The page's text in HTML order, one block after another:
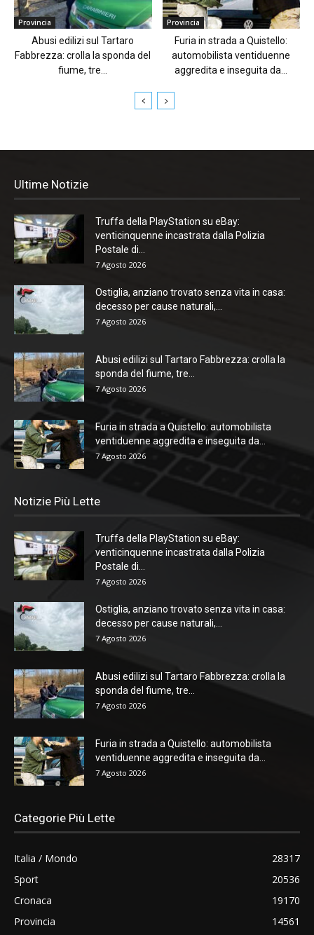
Provincia
Abusi edilizi sul Tartaro
Fabbrezza: crolla la sponda del
fiume, tre...
Provincia
Furia in strada a Quistello:
automobilista ventiduenne
aggredita e inseguita da...
Ultime Notizie
Truffa della PlayStation su eBay:
venticinquenne incastrata dalla Polizia
Postale di...
7 Agosto 2026
Ostiglia, anziano trovato senza vita in casa:
decesso per cause naturali,...
7 Agosto 2026
Abusi edilizi sul Tartaro Fabbrezza: crolla la
sponda del fiume, tre...
7 Agosto 2026
Furia in strada a Quistello: automobilista
ventiduenne aggredita e inseguita da...
7 Agosto 2026
Notizie Più Lette
Truffa della PlayStation su eBay:
venticinquenne incastrata dalla Polizia
Postale di...
7 Agosto 2026
Ostiglia, anziano trovato senza vita in casa:
decesso per cause naturali,...
7 Agosto 2026
Abusi edilizi sul Tartaro Fabbrezza: crolla la
sponda del fiume, tre...
7 Agosto 2026
Furia in strada a Quistello: automobilista
ventiduenne aggredita e inseguita da...
7 Agosto 2026
Categorie Più Lette
Italia / Mondo
28317
Sport
20536
Cronaca
19170
Provincia
14561